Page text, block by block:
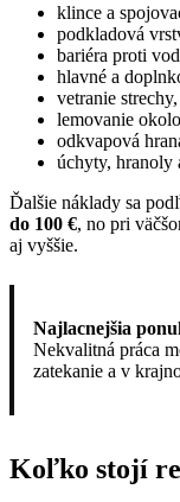
klince a
podkladová
bariéra proti
hlavné a
vetranie strechy,
lemovanie
odkvapová
úchyty, hranoly
Ďalšie náklady sa
do 100 €, no pri
aj vyššie.
Najlacnejšia
Nekvalitná práca
zatekanie a v
Koľko stojí